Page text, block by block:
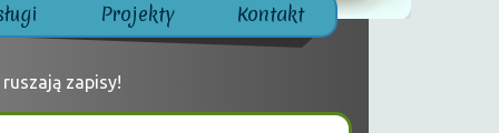
Projekty Kontakt
zapisy!